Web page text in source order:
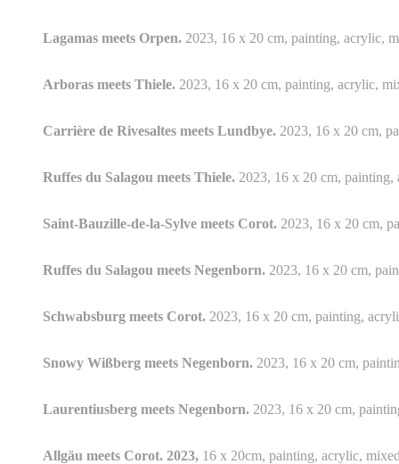
Lagamas meets Orpen. 2023, 16 x 20 cm, painting, acrylic,
Arboras meets Thiele. 2023, 16 x 20 cm, painting, acrylic,
Carrière de Rivesaltes meets Lundbye. 2023, 16 x 20 cm,
Ruffes du Salagou meets Thiele. 2023, 16 x 20 cm,
Saint-Bauzille-de-la-Sylve meets Corot. 2023, 16 x 20 cm,
Ruffes du Salagou meets Negenborn. 2023, 16 x 20 cm,
Schwabsburg meets Corot. 2023, 16 x 20 cm, painting,
Snowy Wißberg meets Negenborn. 2023, 16 x 20 cm,
Laurentiusberg meets Negenborn. 2023, 16 x 20 cm,
Allgäu meets Corot. 2023, 16 x 20cm, painting, acrylic,